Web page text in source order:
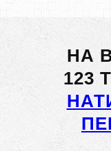
НА
123